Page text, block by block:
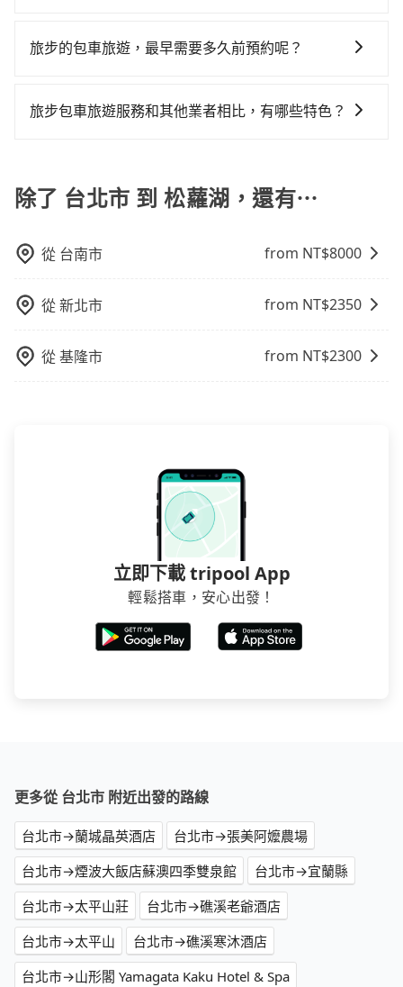
會遇到明明已經預約了時間但上一位用戶卻遲遲尚未歸
雖然路邊隨租隨還看似方便，但實際使用時還是有其區
車：優點是24小時隨叫隨到，價格按錶計費，但若遇交
性和服務質量無法保障，需要自行承擔風險，遇到狀況
9人以上之廂型車，其實屬違法。在現行法律下，營業小
中型巴士或大型遊覽車。非法改裝的車輛，不僅與車輛
給賭上。通常人數沒有超過10位，建議預約一台九人座
台中巴比較方便。但也有例外，比方說有些山區或路段
是禁止大客車通行的，建議在預定時最好先與車行或平
旅步的包車旅遊，最早需要多久前預約呢？
提供早鳥優惠，您越早預訂就能享有更優惠的價格。所
旅步包車旅遊服務和其他業者相比，有哪些特色？
您提供更好的旅遊體驗。
除了 台北市 到 松蘿湖，還有⋯
從 台南市 from NT$8000
從新北市 from NT$2350
從基隆市 from NT$2300
立即下載 tripool App
輕鬆搭車，安心出發！
更多從 台北市 附近出發的路線
台北市→蘭城晶英酒店
台北市→張美阿嬤農場
台北市→煙波大飯店蘇澳四季雙泉館
台北市→宜蘭縣
台北市→太平山莊
台北市→礁溪老爺酒店
台北市→太平山
台北市→礁溪寒沐酒店
台北市→山形閣 Yamagata Kaku Hotel & Spa